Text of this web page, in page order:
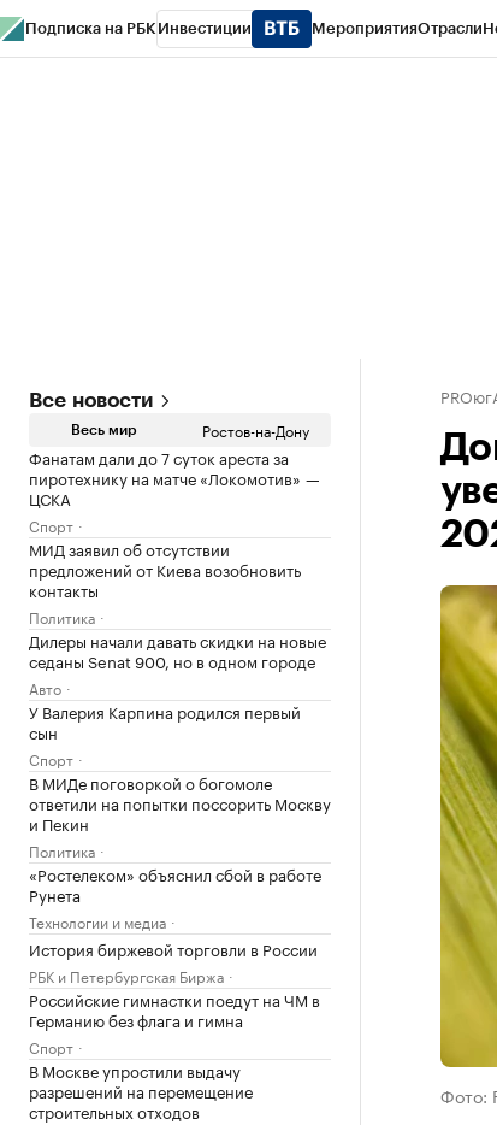
Подписка на РБК Инвестиции МероприятияОтрасли
Все новости
Весь мир Ростов-на-Дону
Фанатам дали до 7 суток ареста за
пиротехнику на матче «Локомотив» —
ЦСКА
Спорт
МИД заявил об отсутствии
предложений от Киева возобновить
контакты
Политика
Дилеры начали давать скидки на новые
седаны Senat 900, но в одном городе
Авто
У Валерия Карпина родился первый
сын
Спорт
В МИДе поговоркой о богомоле
ответили на попытки поссорить Москву
и Пекин
Политика
«Ростелеком» объяснил сбой в работе
Рунета
Технологии и медиа
История биржевой торговли в России
РБК и Петербургская Биржа
Российские гимнастки поедут на ЧМ в
Германию без флага и гимна
Спорт
В Москве упростили выдачу
разрешений на перемещение
строительных отходов
Фото: